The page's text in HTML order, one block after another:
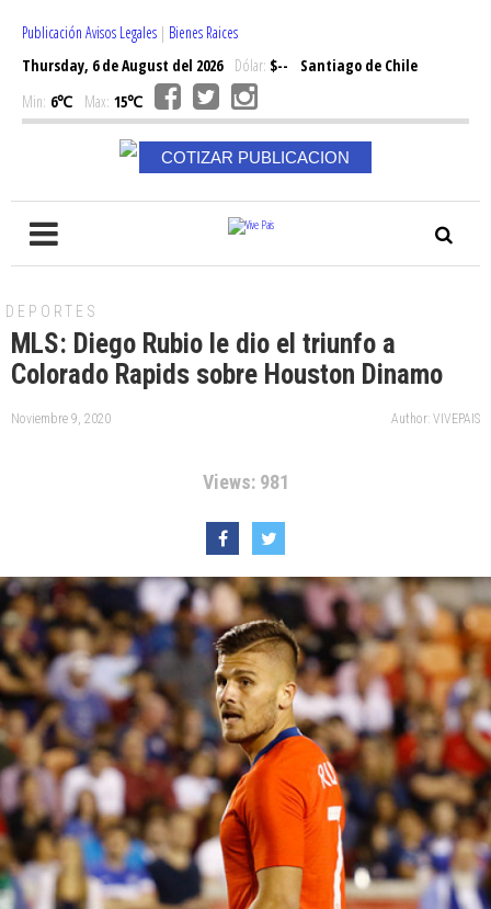
Publicación Avisos Legales | Bienes Raices
Thursday, 6 de August del 2026Dólar: $--
Santiago de Chile
Min: 6℃ Max: 15℃
COTIZAR PUBLICACION
DEPORTES
MLS: Diego Rubio le dio el triunfo a
Colorado Rapids sobre Houston Dinamo
Noviembre 9, 2020 Author: VIVEPAIS
Views: 981